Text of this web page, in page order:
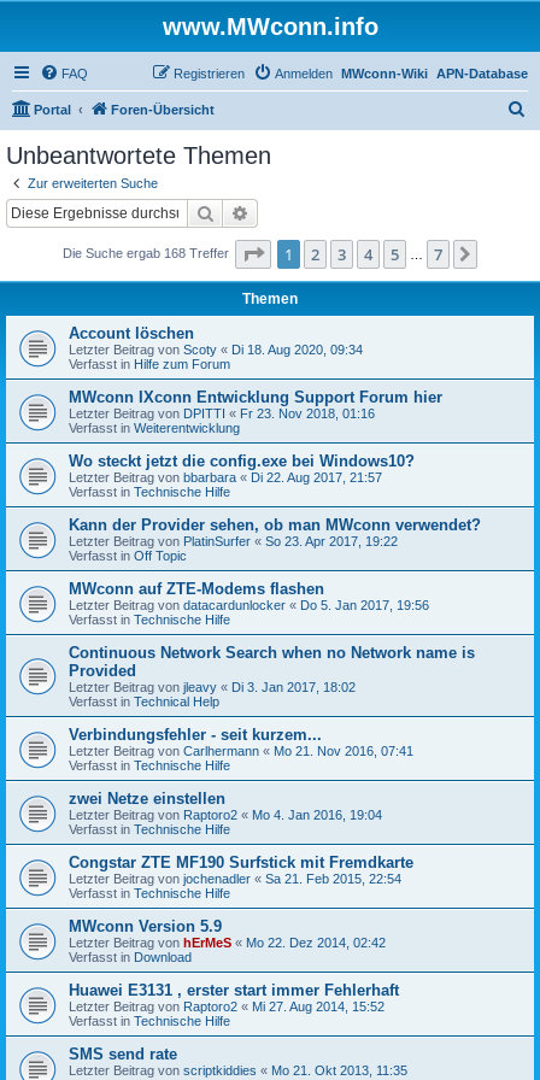
www.MWconn.info
FAQ APN-Database
MWconn-Wiki
Anmelden
Registrieren
Portal Foren-Übersicht
Unbeantwortete Themen
Zur erweiterten Suche
Suche
Die Suche ergab 168 Treffer Seite 1von
1 2 3 4 5 7
Themen
Account löschen
Letzter Beitrag von Scoty « Di 18. Aug 2020, 09:34
Verfasst in Hilfe zum Forum
MWconn IXconn Entwicklung Support Forum hier
Letzter Beitrag von DPITTI « Fr 23. Nov 2018, 01:16
Verfasst in Weiterentwicklung
Wo steckt jetzt die config.exe bei Windows10?
Letzter Beitrag von bbarbara « Di 22. Aug 2017, 21:57
Verfasst in Technische Hilfe
Kann der Provider sehen, ob man MWconn verwendet?
Letzter Beitrag von PlatinSurfer « So 23. Apr 2017, 19:22
Verfasst in Off Topic
MWconn auf ZTE-Modems flashen
Letzter Beitrag von datacardunlocker « Do 5. Jan 2017, 19:56
Verfasst in Technische Hilfe
Continuous Network Search when no Network name is
Provided
Letzter Beitrag von jleavy « Di 3. Jan 2017, 18:02
Verfasst in Technical Help
Verbindungsfehler - seit kurzem...
Letzter Beitrag von Carlhermann « Mo 21. Nov 2016, 07:41
Verfasst in Technische Hilfe
zwei Netze einstellen
Letzter Beitrag von Raptoro2 « Mo 4. Jan 2016, 19:04
Verfasst in Technische Hilfe
Congstar ZTE MF190 Surfstick mit Fremdkarte
Letzter Beitrag von jochenadler « Sa 21. Feb 2015, 22:54
Verfasst in Technische Hilfe
MWconn Version 5.9
Letzter Beitrag von hErMeS « Mo 22. Dez 2014, 02:42
Verfasst in Download
Huawei E3131 , erster start immer Fehlerhaft
Letzter Beitrag von Raptoro2 « Mi 27. Aug 2014, 15:52
Verfasst in Technische Hilfe
SMS send rate
Letzter Beitrag von scriptkiddies « Mo 21. Okt 2013, 11:35